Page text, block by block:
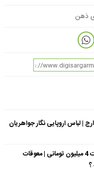
ذهن
لباس اروپایی نگار جواهریان
بازنشستگان تامین اجتماعی چشم انتظار معوقات 4 میلیون تومانی | معوقات